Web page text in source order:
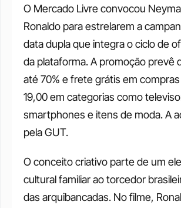
O Mercado Livre convocou
Ronaldo para estrelarem a
data dupla que integra o ciclo de
da plataforma. A promoção prevê
até 70% e frete grátis em
19,00 em categorias como
smartphones e itens de moda. A
pela GUT.
O conceito criativo parte de um
cultural familiar ao torcedor
das arquibancadas. No filme,